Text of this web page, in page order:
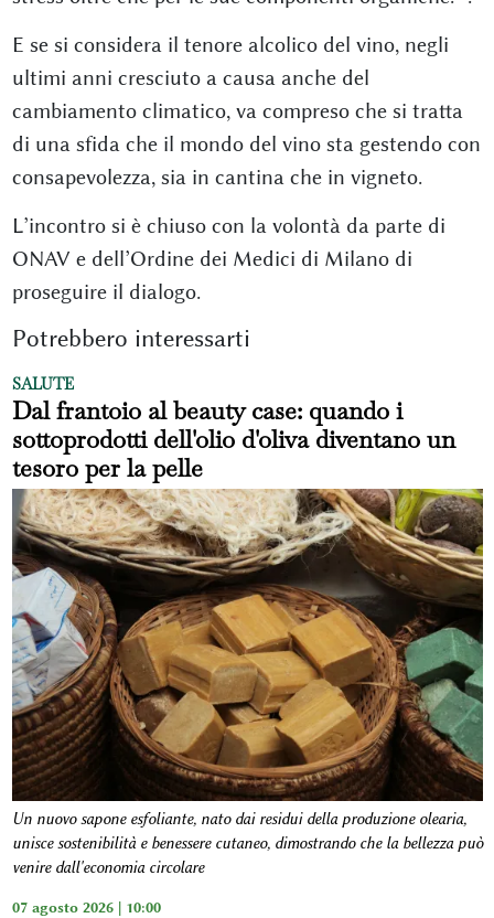
E se si considera il tenore alcolico del vino, negli
ultimi anni cresciuto a causa anche del
cambiamento climatico, va compreso che si tratta
di una sfida che il mondo del vino sta gestendo con
consapevolezza, sia in cantina che in vigneto.
L’incontro si è chiuso con la volontà da parte di
ONAV e dell’Ordine dei Medici di Milano di
proseguire il dialogo.
Potrebbero interessarti
SALUTE
Dal frantoio al beauty case: quando i
sottoprodotti dell'olio d'oliva diventano un
tesoro per la pelle
Un nuovo sapone esfoliante, nato dai residui della produzione olearia,
unisce sostenibilità e benessere cutaneo, dimostrando che la bellezza può
venire dall'economia circolare
07 agosto 2026 | 10:00